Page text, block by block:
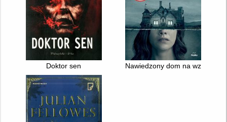
Doktor sen Nawiedzony dom na wzgórzu